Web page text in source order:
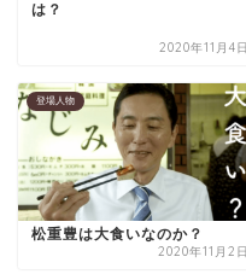
は？
2020年11月4日
登場人物
松重豊は大食いなのか？
2020年11月2日